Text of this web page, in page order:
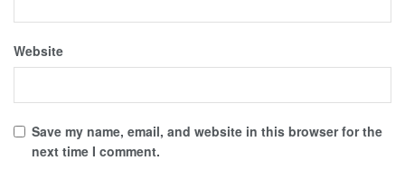
Website
Save my name, email, and website in this browser for the
next time I comment.